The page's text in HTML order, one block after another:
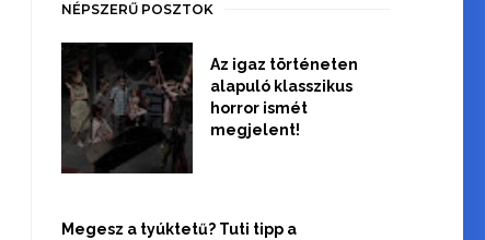
NÉPSZERŰ POSZTOK
Az igaz történeten
alapuló klasszikus
horror ismét
megjelent!
Megesz a tyúktetű? Tuti tipp a